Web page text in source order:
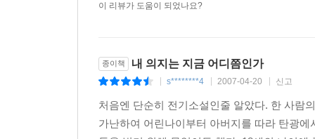
이 리뷰가 도움이 되었나요?
종이책 내 의지는 지금 어디쯤인가
s********4 2007-04-20 신고
처음엔 단순히 전기소설인줄 알았다. 한 사람
가난하여 어린나이부터 아버지를 따라 탄광